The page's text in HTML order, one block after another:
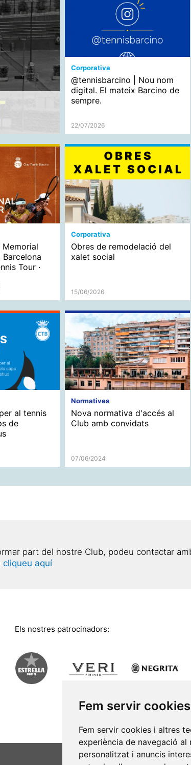
Fem servir cookies
Fem servir cookies i altres
experiència de navegació
personalitzat i anuncis
Corporativa
@tennisbarcino | Nou nom
digital. El mateix Barcino de
sempre.
22/07/2026
Memorial
Barcelona
Tour ·
Corporativa
Obres de remodelació del
xalet social
15/06/2026
al tennis
de
Normatives
Nova normativa d'accés al
Club amb convidats
07/06/2024
part del nostre Club, podeu contactar
cliqueu aquí
Els nostres patrocinadors: